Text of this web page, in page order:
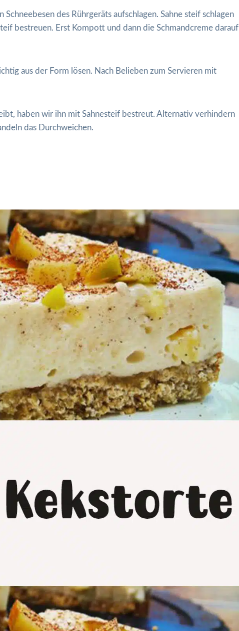
Schneebesen des Rührgeräts aufschlagen. Sahne steif schlagen
­bestreuen. Erst Kompott und dann die Schmandcreme darauf
aus der Form lösen. Nach Belieben zum Servieren mit
haben wir ihn mit Sahnesteif bestreut. Alternativ verhindern
das Durchweichen.